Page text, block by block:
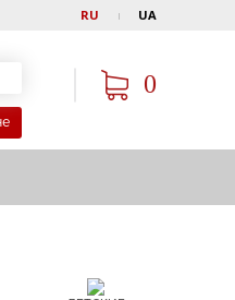
RU UA
0